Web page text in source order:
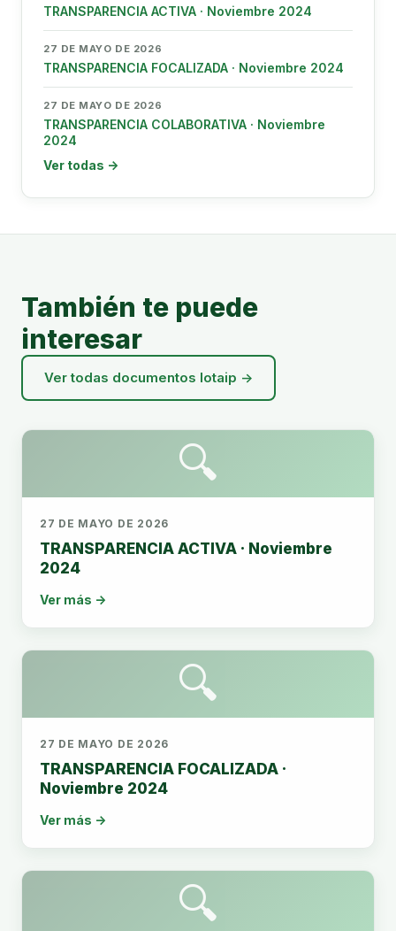
TRANSPARENCIA ACTIVA · Noviembre 2024
27 DE MAYO DE 2026
TRANSPARENCIA FOCALIZADA · Noviembre 2024
27 DE MAYO DE 2026
TRANSPARENCIA COLABORATIVA · Noviembre
2024
Ver todas →
También te puede
interesar
Ver todas documentos lotaip →
🔍
27 DE MAYO DE 2026
TRANSPARENCIA ACTIVA · Noviembre
2024
Ver más →
🔍
27 DE MAYO DE 2026
TRANSPARENCIA FOCALIZADA ·
Noviembre 2024
Ver más →
🔍